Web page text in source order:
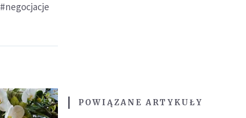
#negocjacje
POWIĄZANE ARTYKUŁY